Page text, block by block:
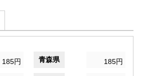
185円 青森県 185円